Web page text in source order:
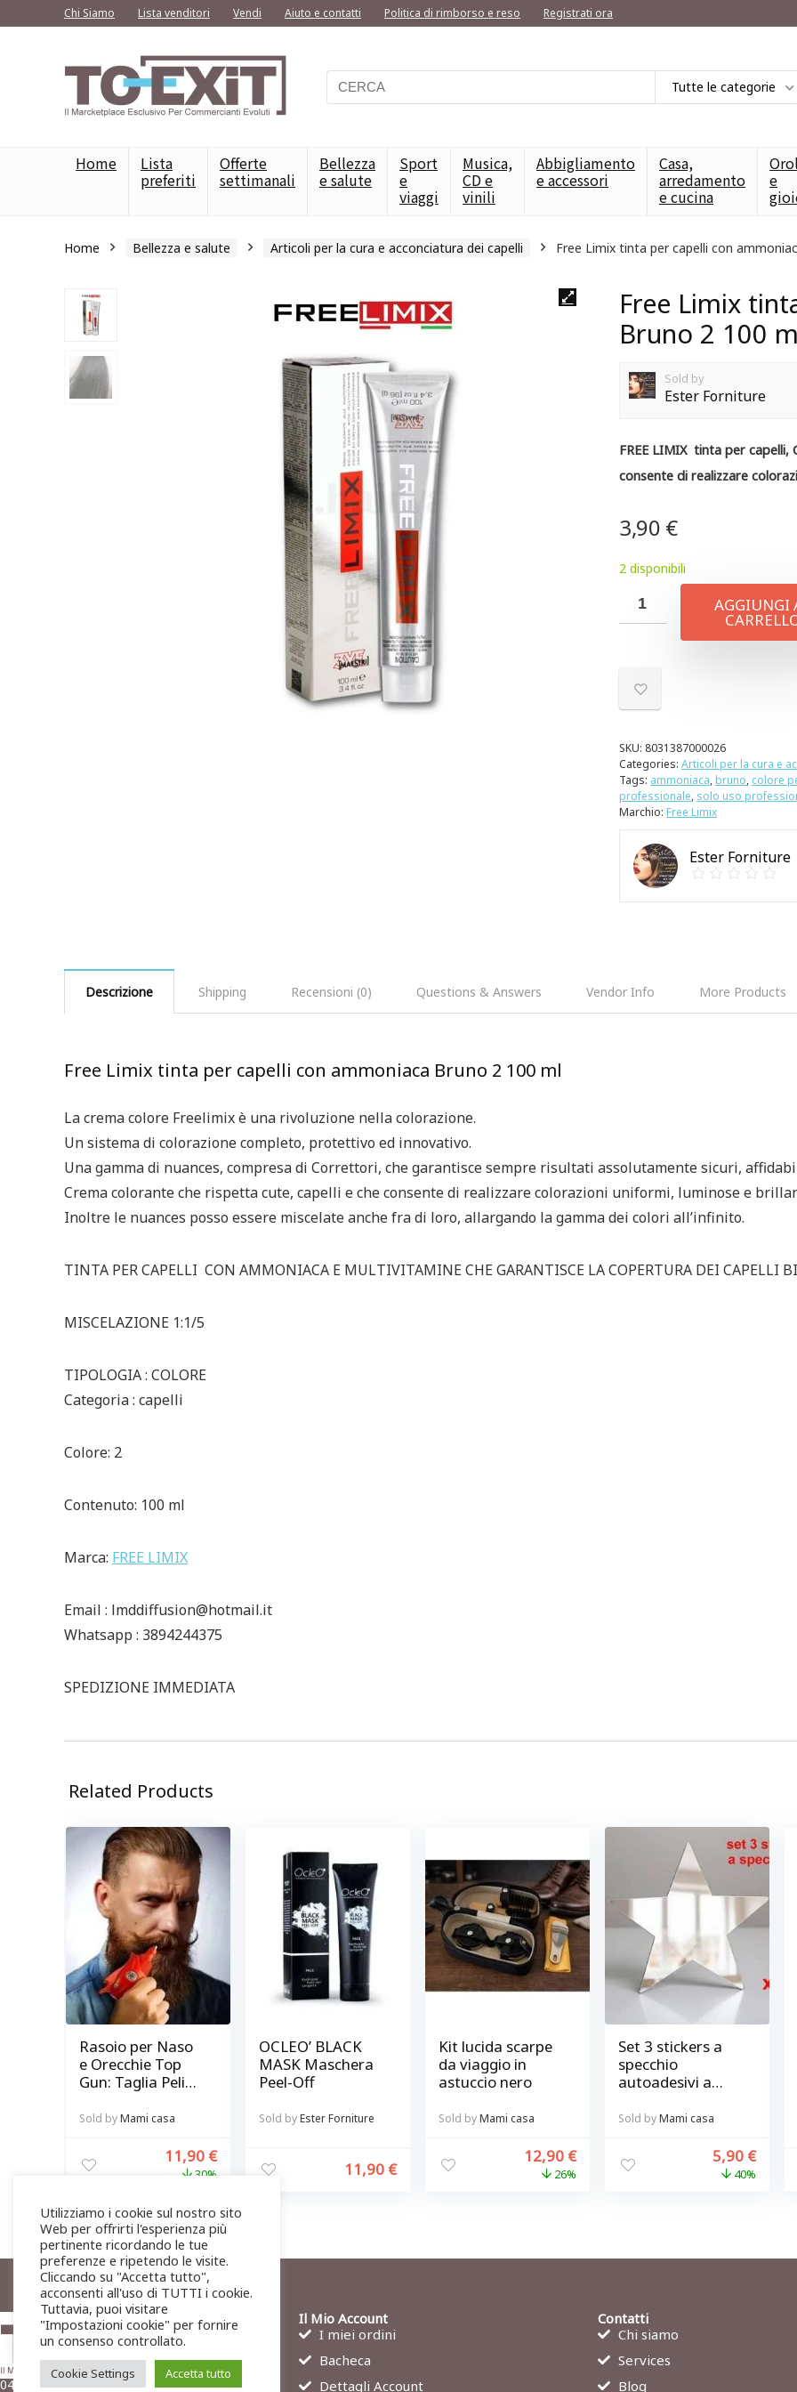
Chi Siamo Lista venditori Vendi Aiuto e contatti Politica di rimborso e reso Registrati ora
Tutte le categorie
Home Lista
preferiti
Offerte
settimanali
Bellezza
e salute
Sport
e
viaggi
Musica,
CD e
vinili
Abbigliamento
e accessori
Casa,
arredamento
e cucina
e
Home Bellezza e salute Articoli per la cura e acconciatura dei capelli Free Limix tinta per capelli con
Free Limix
Bruno 2 100
Sold by
Ester Forniture
FREE LIMIX tinta per capelli,
consente di realizzare
3,90 €
2 disponibili
AGGIUNGI
SKU: 8031387000026
Categories: Articoli per la cura e
Tags: ammoniaca, bruno, colore
professionale, solo uso
Marchio: Free Limix
Ester Forniture
Descrizione Shipping Recensioni (0) Questions & Answers Vendor Info More Products
Free Limix tinta per capelli con ammoniaca Bruno 2 100 ml
La crema colore Freelimix è una rivoluzione nella colorazione.
Un sistema di colorazione completo, protettivo ed innovativo.
Una gamma di nuances, compresa di Correttori, che garantisce sempre risultati assolutamente sicuri,
Crema colorante che rispetta cute, capelli e che consente di realizzare colorazioni uniformi, luminose e
Inoltre le nuances posso essere miscelate anche fra di loro, allargando la gamma dei colori all’infinito.
TINTA PER CAPELLI CON AMMONIACA E MULTIVITAMINE CHE GARANTISCE LA COPERTURA DEI CAPELLI
MISCELAZIONE 1:1/5
TIPOLOGIA : COLORE
Categoria : capelli
Colore: 2
Contenuto: 100 ml
Marca: FREE LIMIX
Email : lmddiffusion@hotmail.it
Whatsapp : 3894244375
SPEDIZIONE IMMEDIATA
Related Products
Rasoio per Naso
e Orecchie Top
Gun: Taglia Peli
Sicurezza
Sold by Mami casa
11,90 €
30%
OCLEO’ BLACK
MASK Maschera
Peel-Off
Sold byEster Forniture
11,90 €
Kit lucida scarpe
da viaggio in
astuccio nero
Sold byMami casa
12,90 €
26%
Set 3 stickers a
specchio
autoadesivi a
Sold byMami casa
5,90 €
40%
04011 Aprilia (LT)
Il Mio Account
I miei ordini
Bacheca
Dettagli Account
Contatti
Chi siamo
Services
Blog
Utilizziamo i cookie sul nostro sito
Web per offrirti l'esperienza più
pertinente ricordando le tue
preferenze e ripetendo le visite.
Cliccando su "Accetta tutto",
acconsenti all'uso di TUTTI i cookie.
Tuttavia, puoi visitare
"Impostazioni cookie" per fornire
un consenso controllato.
Cookie Settings Accetta tutto